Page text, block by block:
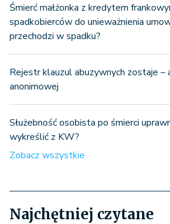
Śmierć małżonka z kredytem
spadkobierców do unieważnienia
przechodzi w spadku?
Rejestr klauzul abuzywnych zostaje –
anonimowej
Służebność osobista po śmierci
wykreślić z KW?
Zobacz wszystkie
Najchętniej czytane